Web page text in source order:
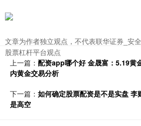
文章为作者独立观点，不代表联华证券_安
股票杠杆平台观点
上一篇： 配资app哪个好 金晟富：5.19黄
内黄金交易分析
下一篇： 如何确定股票配资是不是实盘 李
是高空